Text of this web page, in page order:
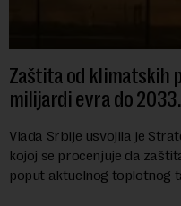
Zaštita od klimatskih
milijardi evra do
Vlada Srbije usvojila je
kojoj se procenjuje da
poput aktuelnog toplotnog